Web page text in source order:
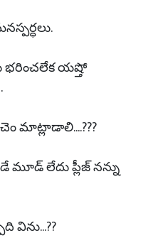
భరించలేక యష్తో
మాట్లాడాలి....???
లేదు ప్లీజ్ నన్ను
విను...??